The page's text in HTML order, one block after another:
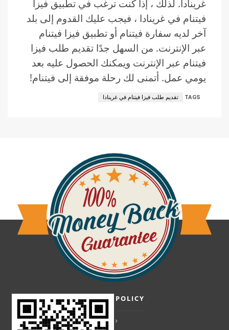
غرينادا. لذلك ، إذا كنت ترغب في تطبيق فيزا
فيتنام في غرينادا ، فيجب عليك القدوم إلى بلد
آخر لديه سفارة فيتنام أو تطبيق فيزا فيتنام
عبر الإنترنت. من السهل جدًا تقديم طلب فيزا
فيتنام عبر الإنترنت ويمكنك الحصول عليه بعد
يومي عمل. أتمنى لك رحلة موفقة إلى فيتنام!
TAGS تقديم طلب فيزا فيتنام في غرينادا
POLICY